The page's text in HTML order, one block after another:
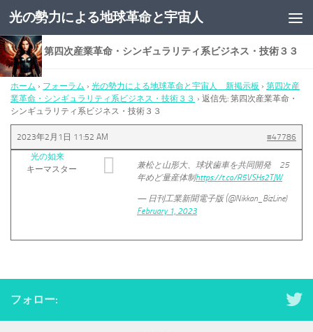
コンテンツへスキップ
光の勢力による地球革命と宇宙人
返信先: 第四次産業革命・シンギュラリティ系ビジネス・技術３３
ホーム › フォーラム › 光の勢力による地球革命と宇宙人 新掲示板 › 第四次産
業革命・シンギュラリティ系ビジネス・技術３３ › 返信先: 第四次産業革命・
シンギュラリティ系ビジネス・技術３３
2023年2月1日 11:52 AM
#47786
光の如来
キーマスター
兼松と山形大、球状歯車を共同開発 25
年めど量産体制https://t.co/R5VSHs2TJW
— 日刊工業新聞電子版 (@Nikkan_BizLine)
February 1, 2023
フォロー: